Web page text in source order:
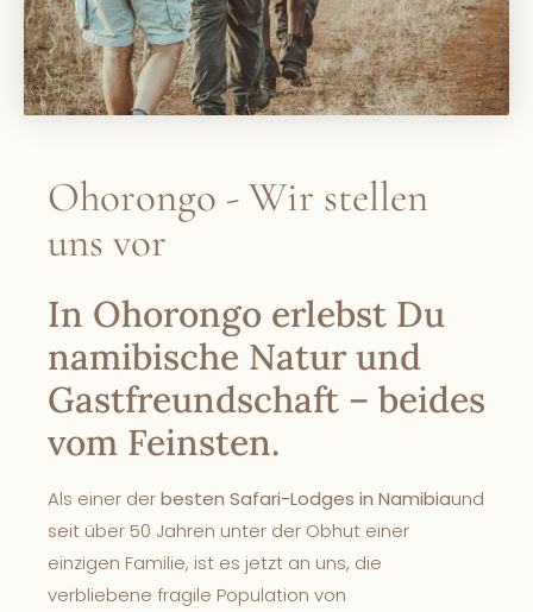
Ohorongo - Wir stellen
uns vor
In Ohorongo erlebst Du
namibische Natur und
Gastfreundschaft – beides
vom Feinsten.
Als einer derbesten Safari-Lodges in Namibiaund
seit über 50 Jahren unter der Obhut einer
einzigen Familie, ist es jetzt an uns, die
verbliebene fragile Population von